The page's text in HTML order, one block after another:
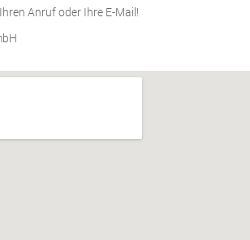
Anruf oder Ihre E-Mail!